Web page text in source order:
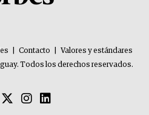
Contacto
Valores y estándares
Todos los derechos reservados.